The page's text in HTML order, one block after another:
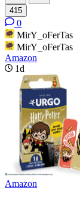
415
0
MirY_oFerTas
MirY_oFerTas
Amazon
1d
Amazon